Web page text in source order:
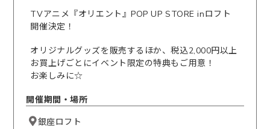
TVアニメ『オリエント』POP UP STORE inロフト
開催決定！
オリジナルグッズを販売するほか、税込2,000円以上
お買上げごとにイベント限定の特典もご用意！
お楽しみに☆
開催期間・場所
銀座ロフト